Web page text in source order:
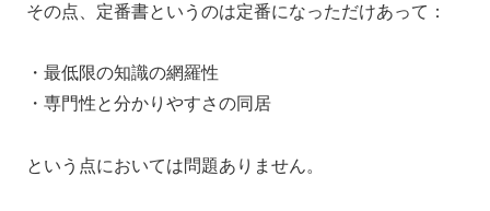
その点、定番書というのは定番になっただけあって：
・最低限の知識の網羅性
・専門性と分かりやすさの同居
という点においては問題ありません。